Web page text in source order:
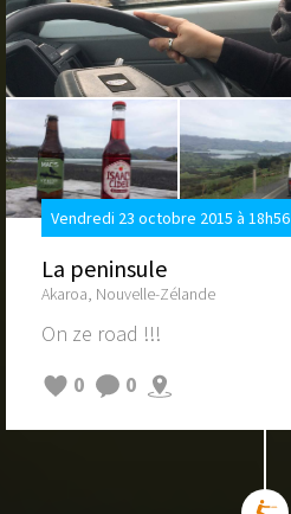
Vendredi 23 octobre 2015 à 18h56
La peninsule
Akaroa, Nouvelle-Zélande
On ze road !!!
0
0